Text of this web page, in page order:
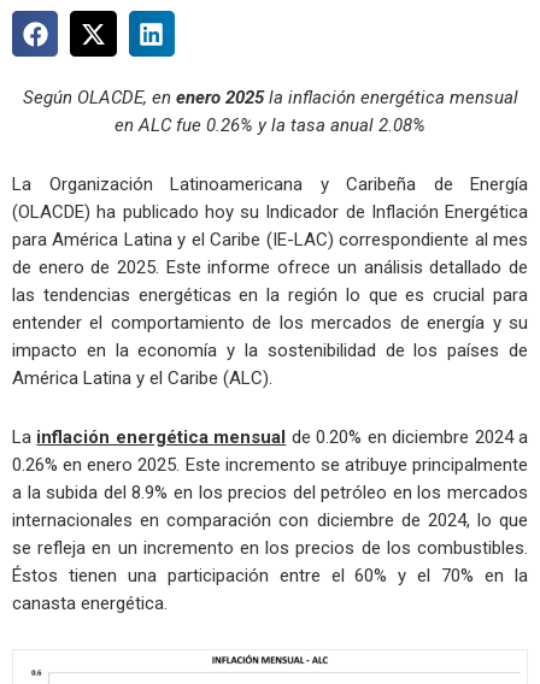
Según OLACDE, en enero 2025la inflación energética mensual
en ALC fue 0.26% y la tasa anual 2.08%
La Organización Latinoamericana y Caribeña de Energía
(OLACDE) ha publicado hoy su Indicador de Inflación Energética
para América Latina y el Caribe (IE-LAC) correspondiente al mes
de enero de 2025. Este informe ofrece un análisis detallado de
las tendencias energéticas en la región lo que es crucial para
entender el comportamiento de los mercados de energía y su
impacto en la economía y la sostenibilidad de los países de
América Latina y el Caribe (ALC).
La inflación energética mensual de 0.20% en diciembre 2024 a
0.26% en enero 2025. Este incremento se atribuye principalmente
a la subida del 8.9% en los precios del petróleo en los mercados
internacionales en comparación con diciembre de 2024, lo que
se refleja en un incremento en los precios de los combustibles.
Éstos tienen una participación entre el 60% y el 70% en la
canasta energética.